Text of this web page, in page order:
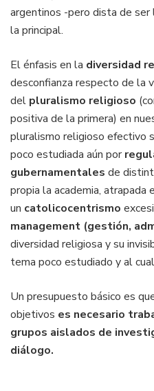
argentinos -pero dista de ser
la principal.
El énfasis en la diversidad
desconfianza respecto de la
del pluralismo religioso
positiva de la primera) en
pluralismo religioso efectivo
poco estudiada aún por
gubernamentales de
propia la academia, atrapada
un catolicocentrismo
management (gestión,
diversidad religiosa y su
tema poco estudiado y al
Un presupuesto básico es
objetivos es necesario
grupos aislados de
diálogo.